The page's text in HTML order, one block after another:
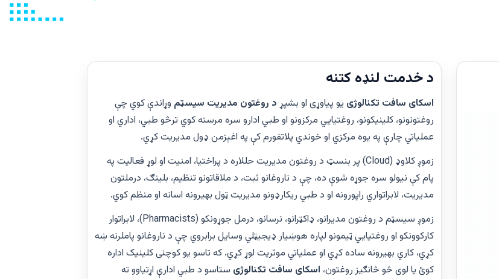
د خدمت لنډه کتنه
اسکای سافت تکنالوژی یو پیاوړی او بشپړ د روغتون مدیریت سیسټم وړاندې کوي چې
روغتونونو، کلینیکونو، روغتیايي مرکزونو او طبي ادارو سره مرسته کوي ترڅو طبي، اداري او
عملیاتي چارې په یوه مرکزي او خوندي پلاتفورم کې په اغېزمن ډول مدیریت کړي.
زموږ کلاوډ (Cloud) پر بنسټ د روغتون مدیریت حللاره د پراختیا، امنیت او لوړ فعالیت په
پام کې نیولو سره جوړه شوې ده، چې د ناروغانو ثبت، د ملاقاتونو تنظیم، بلینګ، درملتون
مدیریت، لابراتواري راپورونه او د طبي ریکارډونو مدیریت ټول بهیرونه اسانه او منظم کوي.
زموږ سیسټم د روغتون مدیرانو، ډاکټرانو، نرسانو، درمل جوړونکو (Pharmacists)، لابراتوار
کارکوونکو او روغتیايي ټیمونو لپاره هوښیار ډیجیټلي وسایل برابروي چې د ناروغانو پاملرنه ښه
کړي، کاري بهیرونه ساده کړي او عملیاتي موثریت لوړ کړي. که تاسو یو کوچنی کلینیک اداره
کوئ یا لوی څو څانګیز روغتون، اسکای سافت تکنالوژی ستاسو د طبي ادارې اړتیاوو ته